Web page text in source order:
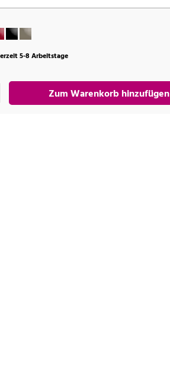
5-8 Arbeitstage
Zum Warenkorb hinzufügen